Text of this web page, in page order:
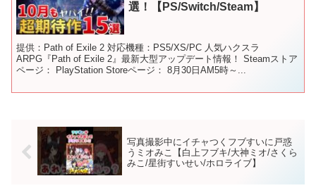
選！【PS/Switch/Steam】
提供：Path of Exile 2 対応機種：PS5/XS/PC 人気ハクスラ
ARPG『Path of Exile 2』最新大型アップデート情報！ Steamストア
ページ： PlayStation Storeページ： 8月30日AM5時～...
写真撮影中にイチャつくフブすいに戸惑
うミオみこ【白上フブキ/大神ミオ/さくら
みこ/星街すいせい/ホロライブ】